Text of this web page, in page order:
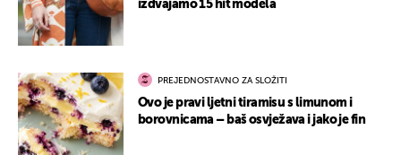
izdvajamo 15 hit modela
PREJEDNOSTAVNO ZA SLOŽITI
Ovo je pravi ljetni tiramisu s limunom i
borovnicama – baš osvježava i jako je fin